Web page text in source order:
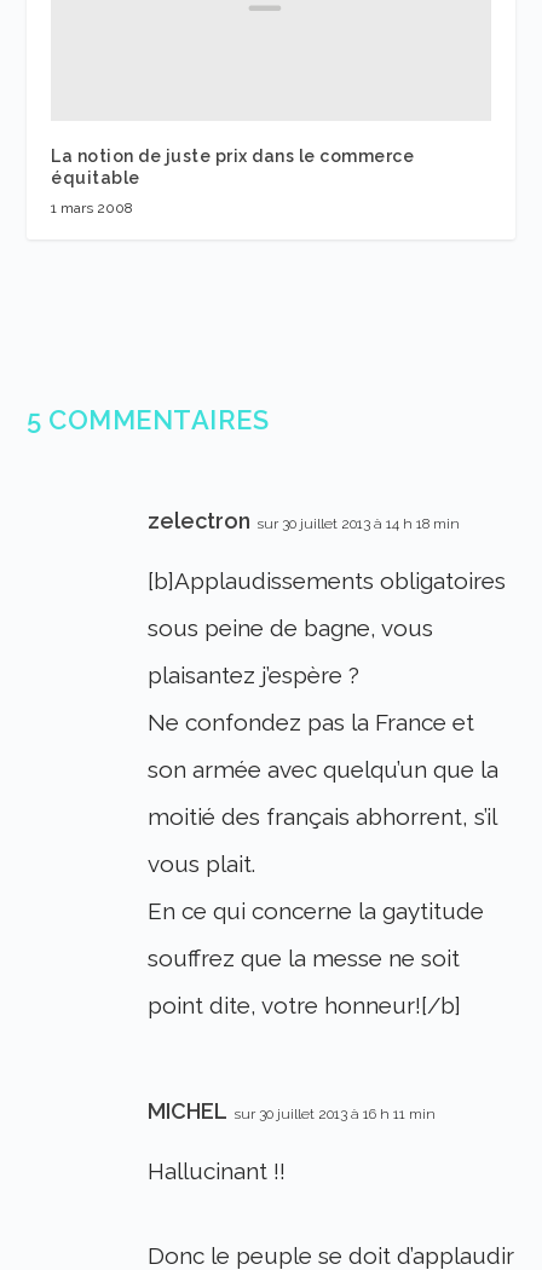
La notion de juste prix dans le commerce
équitable
1 mars 2008
5 COMMENTAIRES
zelectron sur 30 juillet 2013 à 14 h 18 min
[b]Applaudissements obligatoires
sous peine de bagne, vous
plaisantez j’espère ?
Ne confondez pas la France et
son armée avec quelqu’un que la
moitié des français abhorrent, s’il
vous plait.
En ce qui concerne la gaytitude
souffrez que la messe ne soit
point dite, votre honneur![/b]
MICHEL sur 30 juillet 2013 à 16 h 11 min
Hallucinant !!
Donc le peuple se doit d’applaudir